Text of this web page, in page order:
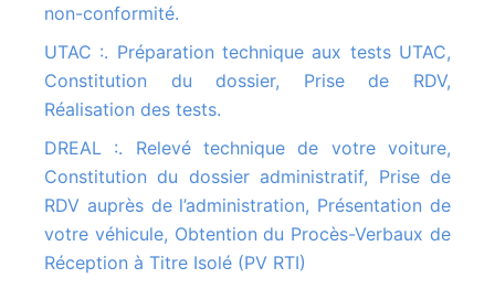
non-conformité.
UTAC :. Préparation technique aux tests UTAC,
Constitution du dossier, Prise de RDV,
Réalisation des tests.
DREAL :. Relevé technique de votre voiture,
Constitution du dossier administratif, Prise de
RDV auprès de l’administration, Présentation de
votre véhicule, Obtention du Procès-Verbaux de
Réception à Titre Isolé (PV RTI)